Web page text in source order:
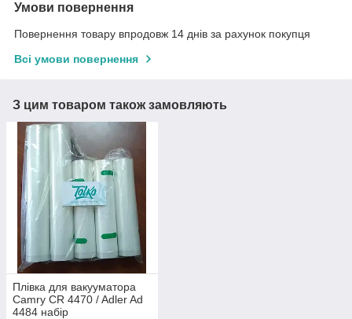
Умови повернення
Повернення товару впродовж 14 днів за рахунок покупця
Всі умови повернення
З цим товаром також замовляють
Плівка для вакууматора
Camry CR 4470 / Adler Ad
4484 набір